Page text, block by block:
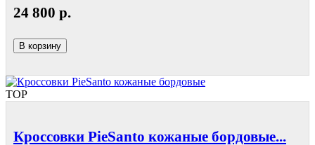
24 800 р.
В корзину
TOP
Кроссовки PieSanto кожаные бордовые...